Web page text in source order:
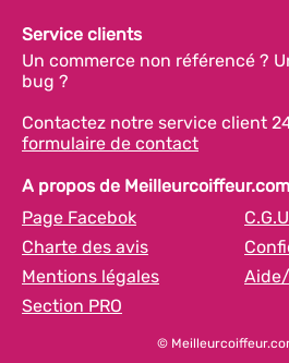
Service clients
Un commerce non référencé ?
bug ?
Contactez notre service client
formulaire de contact
A propos de Meilleurcoiffeur.com
Page Facebok
C.G.U
Charte des avis
Mentions légales
Section PRO
©